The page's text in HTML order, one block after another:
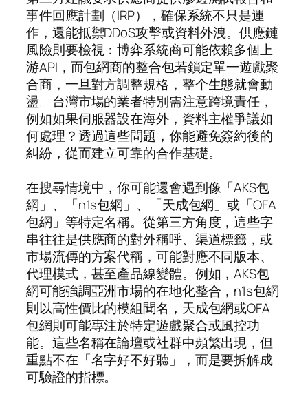
事件回應計劃（IRP），確保系統不只是運
作，還能抵禦DDoS攻擊或資料外洩。供應鏈
風險則要檢視：博弈系統商可能依賴多個上
游API，而包網商的整合包若鎖定單一遊戲聚
合商，一旦對方調整規格，整个生態就會動
盪。台灣市場的業者特別需注意跨境責任，
例如如果伺服器設在海外，資料主權爭議如
何處理？透過這些問題，你能避免簽約後的
糾紛，從而建立可靠的合作基礎。
在搜尋情境中，你可能還會遇到像「AKS包
網」、「n1s包網」、「天成包網」或「OFA
包網」等特定名稱。從第三方角度，這些字
串往往是供應商的對外稱呼、渠道標籤，或
市場流傳的方案代稱，可能對應不同版本、
代理模式，甚至產品線變體。例如，AKS包
網可能強調亞洲市場的在地化整合，n1s包網
則以高性價比的模組聞名，天成包網或OFA
包網則可能專注於特定遊戲聚合或風控功
能。這些名稱在論壇或社群中頻繁出現，但
重點不在「名字好不好聽」，而是要拆解成
可驗證的指標。